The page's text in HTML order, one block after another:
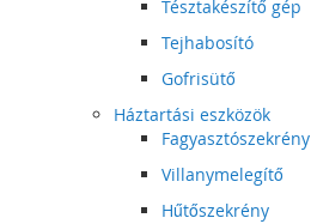
Tésztakészítő gép
Tejhabosító
Gofrisütő
Háztartási eszközök
Fagyasztószekrény
Villanymelegítő
Hűtőszekrény